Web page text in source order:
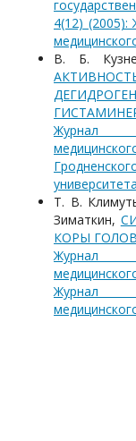
4(12) (2005):
В. Б.
Журнал
университета
Т. В.
Зиматкин,
КОРЫ
Журнал
Журнал